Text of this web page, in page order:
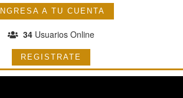
INGRESA A TU CUENTA
34Usuarios Online
REGISTRATE